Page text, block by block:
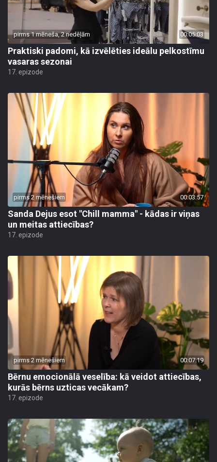
pirms 1 mēneša, 2 nedēļām 00:05:03
Praktiski padomi, kā izvēlēties ideālu pelkostīmu
vasaras sezonai
17. epizode
pirms 2 mēnešiem 00:03:57
Sanda Dejus esot "Chill mamma" - kādas ir viņas
un meitas attiecības?
17. epizode
pirms 2 mēnešiem 00:07:19
Bērnu emocionālā veselība: kā veidot attiecības,
kurās bērns uzticas vecākam?
17. epizode